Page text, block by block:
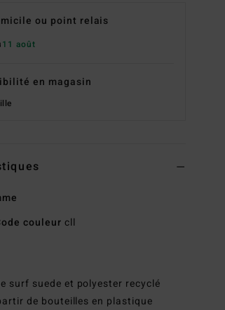
ou point relais
11 août
en magasin
couleur cll
surf suede et polyester recyclé
de bouteilles en plastique